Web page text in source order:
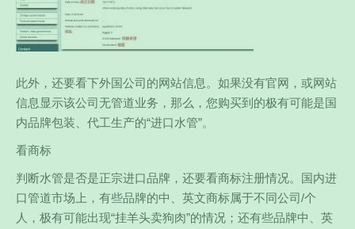
此外，还要看下外国公司的网站信息。如果没有官网，或网站
信息显示该公司无管道业务，那么，您购买到的极有可能是国
内品牌包装、代工生产的“进口水管”。
看商标
判断水管是否是正宗进口品牌，还要看商标注册情况。国内进
口管道市场上，有些品牌的中、英文商标属于不同公司/个
人，极有可能出现“挂羊头卖狗肉”的情况；还有些品牌中、英